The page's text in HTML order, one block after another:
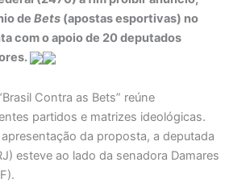
de Bets (apostas esportivas) no
com o apoio de 20 deputados
Contra as Bets” reúne
partidos e matrizes ideológicas.
da proposta, a deputada
esteve ao lado da senadora Damares